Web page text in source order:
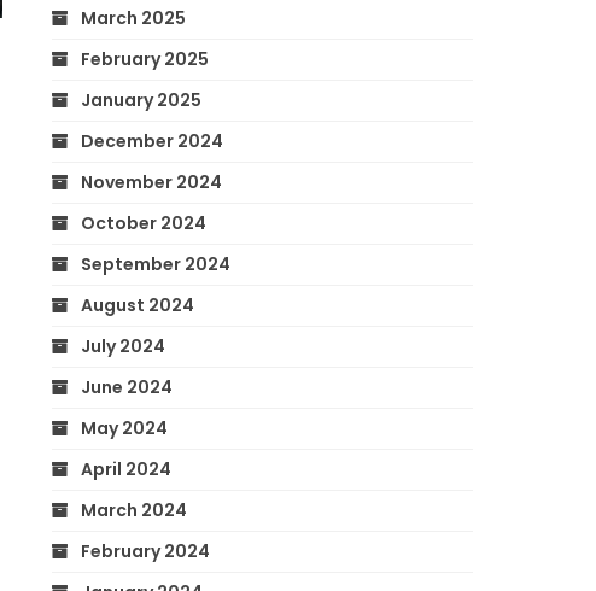
March 2025
February 2025
January 2025
December 2024
November 2024
October 2024
September 2024
August 2024
July 2024
June 2024
May 2024
April 2024
March 2024
February 2024